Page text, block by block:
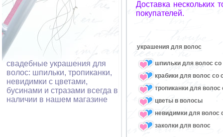
свадебные украшения для
волос: шпильки, тропиканки,
невидимки с цветами,
бусинами и стразами всегда в
наличии в нашем магазине
Доставка нескольких
покупателей.
украшения для волос
шпильки для волос со
крабики для волос со
тропиканки для
цветы в волосы
невидимки для волос
заколки для волос